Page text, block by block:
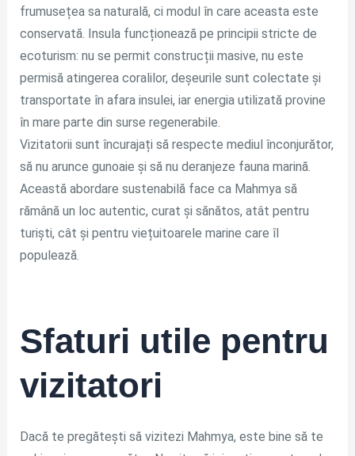
frumusețea sa naturală, ci modul în care aceasta este
conservată. Insula funcționează pe principii stricte de
ecoturism: nu se permit construcții masive, nu este
permisă atingerea coralilor, deșeurile sunt colectate și
transportate în afara insulei, iar energia utilizată provine
în mare parte din surse regenerabile.
Vizitatorii sunt încurajați să respecte mediul înconjurător,
să nu arunce gunoaie și să nu deranjeze fauna marină.
Această abordare sustenabilă face ca Mahmya să
rămână un loc autentic, curat și sănătos, atât pentru
turiști, cât și pentru viețuitoarele marine care îl
populează.
Sfaturi utile pentru
vizitatori
Dacă te pregătești să vizitezi Mahmya, este bine să te